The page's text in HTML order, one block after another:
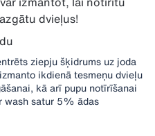
dvieļus!
ziepju šķidrums uz joda
ikdienā tesmeņu dvieļu
kā arī pupu notīrīšanai
wash satur 5% ādas